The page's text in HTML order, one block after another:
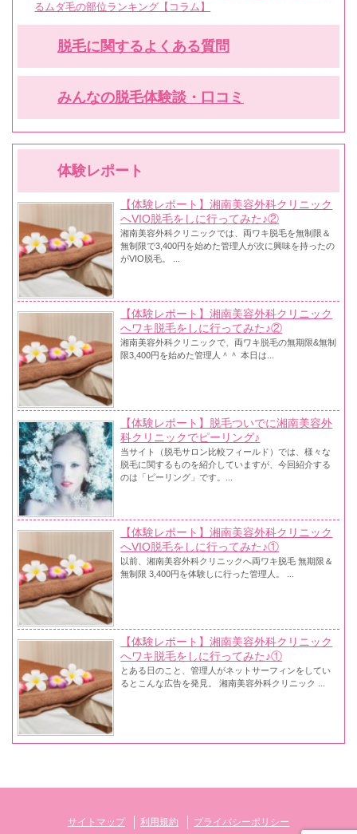
るムダ毛の部位ランキング【コラム】
脱毛に関するよくある質問
みんなの脱毛体験談・口コミ
体験レポート
【体験レポート】湘南美容外科クリニック
へVIO脱毛をしに行ってみた♪②
湘南美容外科クリニックでは、両ワキ脱毛を無制限＆
無制限で3,400円を始めた管理人が次に興味を持ったの
がVIO脱毛。 ...
【体験レポート】湘南美容外科クリニック
へワキ脱毛をしに行ってみた♪②
湘南美容外科クリニックで、両ワキ脱毛の無期限&無制
限3,400円を始めた管理人＾＾ 本日は...
【体験レポート】脱毛ついでに湘南美容外
科クリニックでピーリング♪
当サイト（脱毛サロン比較フィールド）では、様々な
脱毛に関するものを紹介していますが、今回紹介する
のは「ピーリング」です。...
【体験レポート】湘南美容外科クリニック
へVIO脱毛をしに行ってみた♪①
以前、湘南美容外科クリニックへ両ワキ脱毛 無期限＆
無制限 3,400円を体験しに行った管理人。 ...
【体験レポート】湘南美容外科クリニック
へワキ脱毛をしに行ってみた♪①
とある日のこと、管理人がネットサーフィンをしてい
るとこんな広告を発見。 湘南美容外科クリニック ...
サイトマップ 利用規約 プライバシーポリシー